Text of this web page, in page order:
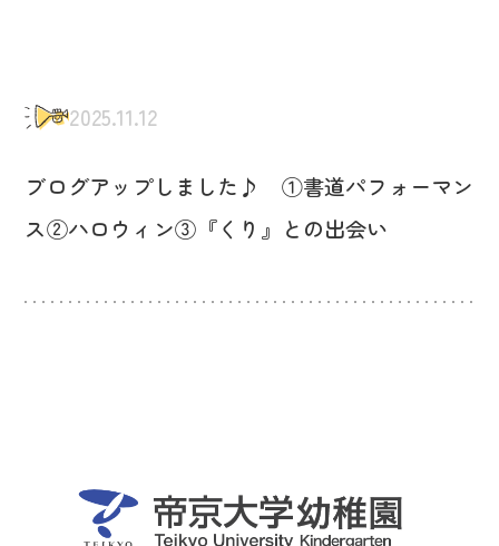
2025.11.12
ブログアップしました♪ ①書道パフォーマン
ス②ハロウィン③『くり』との出会い